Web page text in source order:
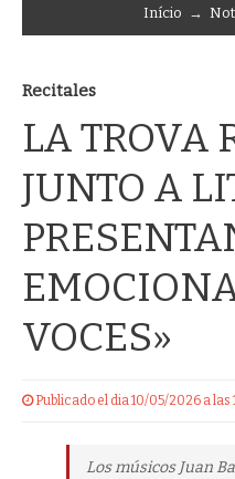
Início →
Recitales
LA TROVA
JUNTO A
VOCES»
Publicado el dia 10/05/2026 a las
Los músicos Juan